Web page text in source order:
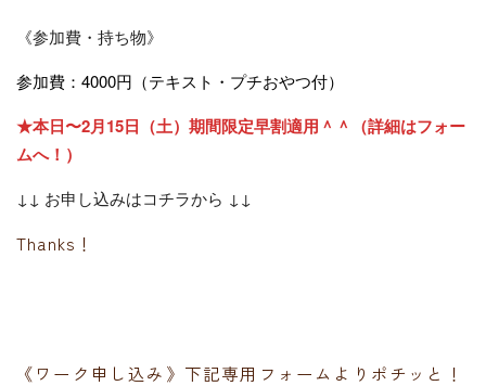
《参加費・持ち物》
参加費： 4000円 （テキスト・プチおやつ付）
★本日〜2月15日（土）期間限定早割適用＾＾（詳細はフォー
ムへ！）
↓↓ お申し込みはコチラから ↓↓
Thanks！
《ワーク申し込み》下記専用フォームよりポチッと！